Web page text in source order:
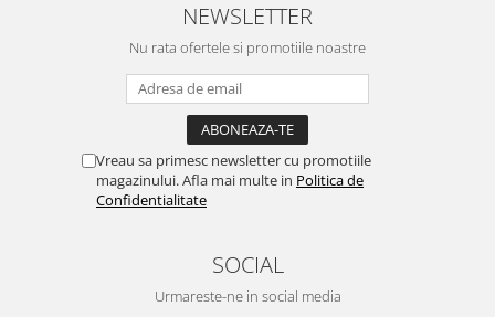
NEWSLETTER
Nu rata ofertele si promotiile noastre
Vreau sa primesc newsletter cu promotiile
magazinului. Afla mai multe in Politica de
Confidentialitate
SOCIAL
Urmareste-ne in social media